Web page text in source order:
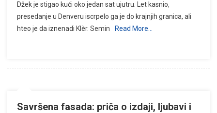
Džek je stigao kući oko jedan sat ujutru. Let kasnio,
presedanje u Denveru iscrpelo ga je do krajnjih granica, ali
hteo je da iznenadi Klèr. Semin
Read More…
Savršena fasada: priča o izdaji, ljubavi i